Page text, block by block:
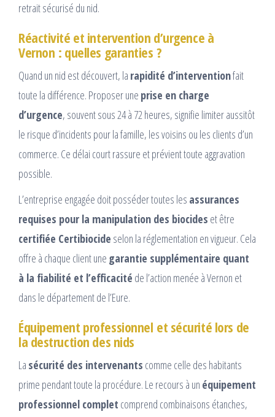
retrait sécurisé du nid.
Réactivité et intervention d’urgence à
Vernon : quelles garanties ?
Quand un nid est découvert, la rapidité d’interventionfait
toute la différence. Proposer une prise en charge
d’urgence, souvent sous 24 à 72 heures, signifie limiter aussitôt
le risque d’incidents pour la famille, les voisins ou les clients d’un
commerce. Ce délai court rassure et prévient toute aggravation
possible.
L’entreprise engagée doit posséder toutes les assurances
requises pour la manipulation des biocides et être
certifiée Certibiocide selon la réglementation en vigueur. Cela
offre à chaque client une garantie supplémentaire quant
à la fiabilité et l’efficacité de l’action menée à Vernon et
dans le département de l’Eure.
Équipement professionnel et sécurité lors de
la destruction des nids
La sécurité des intervenants comme celle des habitants
prime pendant toute la procédure. Le recours à un équipement
professionnel complet comprend combinaisons étanches,